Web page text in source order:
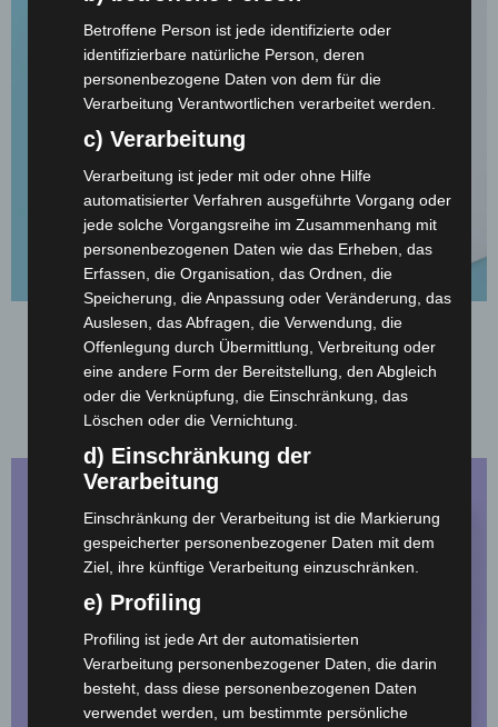
Briefumschläge
Ein hochwertiger Briefumschlag macht neugierig!
Und im Gegensatz zu unbedruckten Umschlägen, wird dieser
wesentlich häufiger geöffnet.
Betroffene Person ist jede identifizierte oder
identifizierbare natürliche Person, deren
personenbezogene Daten von dem für die
Verarbeitung Verantwortlichen verarbeitet werden.
c) Verarbeitung
Verarbeitung ist jeder mit oder ohne Hilfe
automatisierter Verfahren ausgeführte Vorgang oder
jede solche Vorgangsreihe im Zusammenhang mit
personenbezogenen Daten wie das Erheben, das
Erfassen, die Organisation, das Ordnen, die
Speicherung, die Anpassung oder Veränderung, das
Auslesen, das Abfragen, die Verwendung, die
Offenlegung durch Übermittlung, Verbreitung oder
eine andere Form der Bereitstellung, den Abgleich
oder die Verknüpfung, die Einschränkung, das
Löschen oder die Vernichtung.
d) Einschränkung der
Verarbeitung
Einschränkung der Verarbeitung ist die Markierung
gespeicherter personenbezogener Daten mit dem
Ziel, ihre künftige Verarbeitung einzuschränken.
e) Profiling
Profiling ist jede Art der automatisierten
Verarbeitung personenbezogener Daten, die darin
besteht, dass diese personenbezogenen Daten
verwendet werden, um bestimmte persönliche